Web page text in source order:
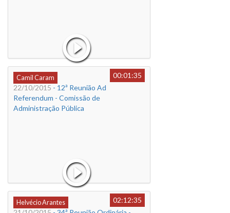
Camil Caram
00:01:35
22/10/2015 - 12ª Reunião Ad
Referendum - Comissão de
Administração Pública
Helvécio Arantes
02:12:35